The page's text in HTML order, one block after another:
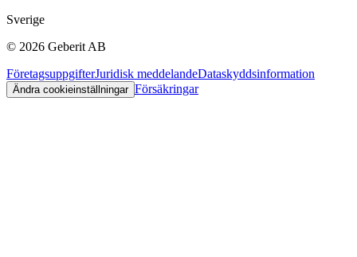
Sverige
© 2026 Geberit AB
FöretagsuppgifterJuridisk meddelandeDataskyddsinformation
Ändra cookieinställningar Försäkringar